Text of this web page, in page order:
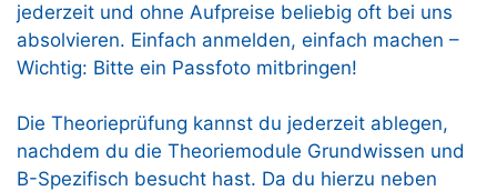
jederzeit und ohne Aufpreise beliebig oft bei uns
absolvieren. Einfach anmelden, einfach machen –
Wichtig: Bitte ein Passfoto mitbringen!
Die Theorieprüfung kannst du jederzeit ablegen,
nachdem du die Theoriemodule Grundwissen und
B-Spezifisch besucht hast. Da du hierzu neben